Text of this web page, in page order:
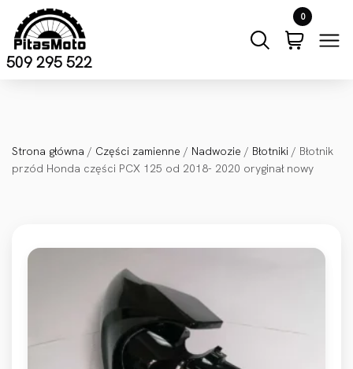
Przejdź do treści
509 295 522
0
Strona główna / Części zamienne / Nadwozie / Błotniki / Błotnik
przód Honda części PCX 125 od 2018- 2020 oryginał nowy